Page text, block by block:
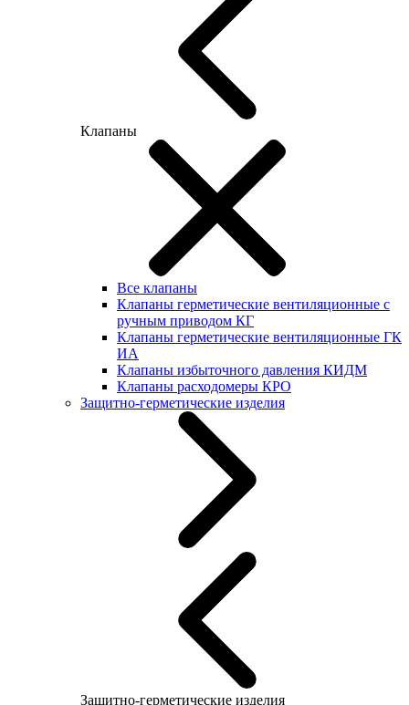
Клапаны
Все клапаны
Клапаны герметические вентиляционные с
ручным приводом КГ
Клапаны герметические вентиляционные ГК
ИА
Клапаны избыточного давления КИДМ
Клапаны расходомеры КРО
Защитно-герметические изделия
Защитно-герметические изделия